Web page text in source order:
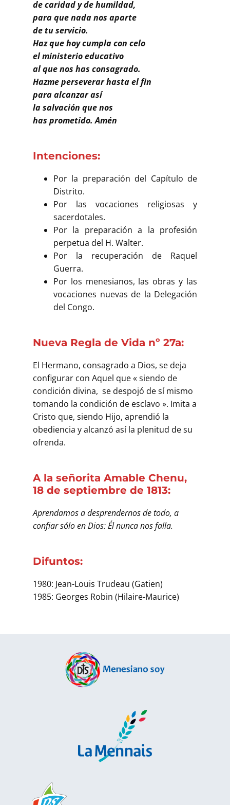
de caridad y de humildad,
para que nada nos aparte
de tu servicio.
Haz que hoy cumpla con celo
el ministerio educativo
al que nos has consagrado.
Hazme perseverar hasta el fin
para alcanzar así
la salvación que nos
has prometido. Amén
Intenciones:
Por la preparación del Capítulo de
Distrito.
Por las vocaciones religiosas y
sacerdotales.
Por la preparación a la profesión
perpetua del H. Walter.
Por la recuperación de Raquel
Guerra.
Por los menesianos, las obras y las
vocaciones nuevas de la Delegación
del Congo.
Nueva Regla de Vida nº 27a:
El Hermano, consagrado a Dios, se deja
configurar con Aquel que « siendo de
condición divina, se despojó de sí mismo
tomando la condición de esclavo ». Imita a
Cristo que, siendo Hijo, aprendió la
obediencia y alcanzó así la plenitud de su
ofrenda.
A la señorita Amable Chenu,
18 de septiembre de 1813:
Aprendamos a desprendernos de todo, a
confiar sólo en Dios: Él nunca nos falla.
Difuntos:
1980: Jean-Louis Trudeau (Gatien)
1985: Georges Robin (Hilaire-Maurice)